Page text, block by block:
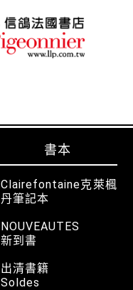
書本
Clairefontaine克萊楓
丹筆記本
NOUVEAUTES
新到書
出清書籍
Soldes